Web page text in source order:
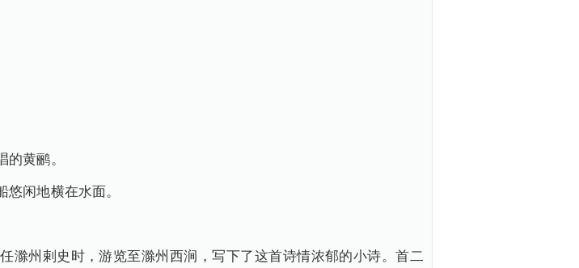
黄鹂。
闲地横在水面。
滁州剌史时，游览至滁州西涧，写下了这首诗情浓郁的小诗。首二